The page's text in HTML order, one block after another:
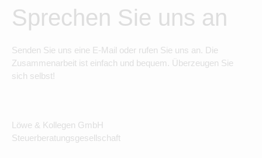
Sprechen Sie uns an
Senden Sie uns eine E-Mail oder rufen Sie uns an. Die
Zusammenarbeit ist einfach und bequem. Überzeugen Sie
sich selbst!
Löwe & Kollegen GmbH
Steuerberatungsgesellschaft